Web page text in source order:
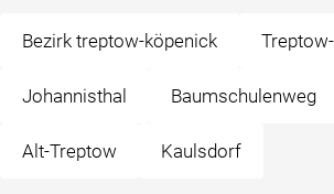
Bezirk treptow-köpenick
Johannisthal Baumschulenweg
Alt-Treptow Kaulsdorf